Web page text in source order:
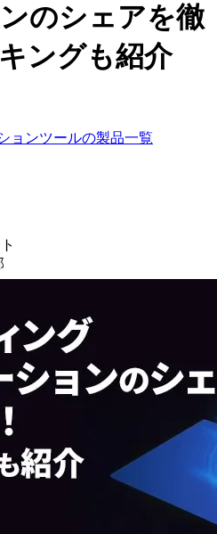
のシェアを徹
ングも紹介
ョンツールの製品一覧